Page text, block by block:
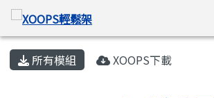
跳至主內容區
XOOPS輕鬆架
導覽列
主內容區域
所有模組 XOOPS下載
頁尾區域